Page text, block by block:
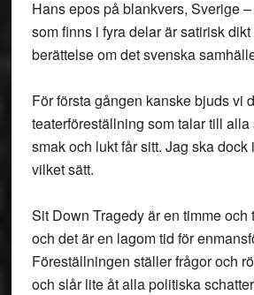
Hans epos på blankvers, Sverige
som finns i fyra delar är satirisk
berättelse om det svenska
För första gången kanske bjuds vi
teaterföreställning som talar till
smak och lukt får sitt. Jag ska
vilket sätt.
Sit Down Tragedy är en timme och
och det är en lagom tid för
Föreställningen ställer frågor och
och slår lite åt alla politiska